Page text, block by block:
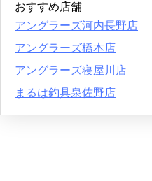
おすすめ店舗
アングラーズ河内長野店
アングラーズ橋本店
アングラーズ寝屋川店
まるは釣具泉佐野店